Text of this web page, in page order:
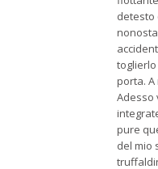
detesto
porta.
Adesso
pure
del mio